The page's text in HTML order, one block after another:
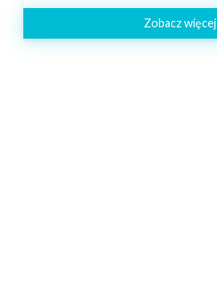
Zobacz więcej